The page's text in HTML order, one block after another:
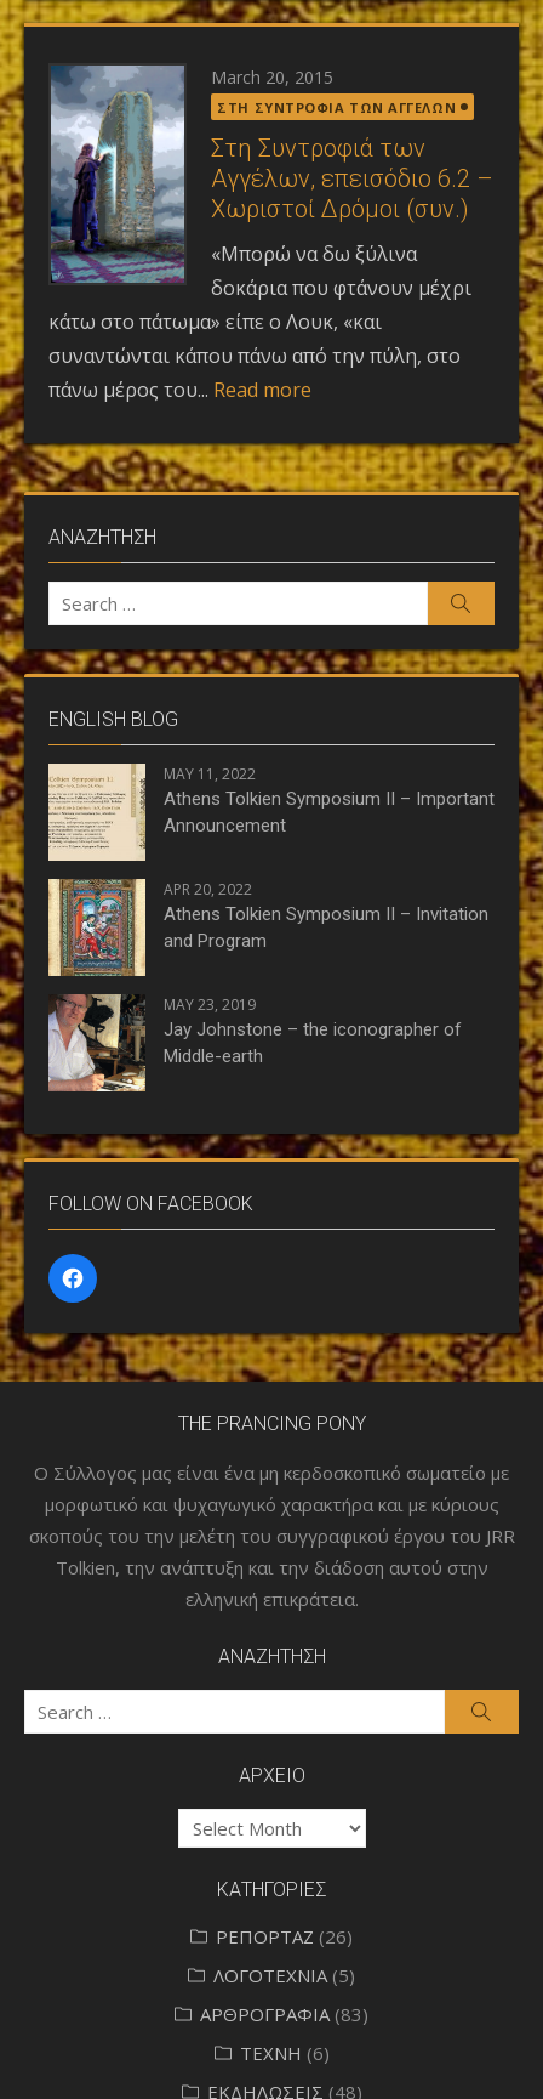
Posted
on
March 20, 2015
ΣΤΗ ΣΥΝΤΡΟΦΙΑ ΤΩΝ ΑΓΓΕΛΩΝ
Στη Συντροφιά των
Αγγέλων, επεισόδιο 6.2 –
Χωριστοί Δρόμοι (συν.)
«Μπορώ να δω ξύλινα
δοκάρια που φτάνουν μέχρι
κάτω στο πάτωμα» είπε ο Λουκ, «και
συναντώνται κάπου πάνω από την πύλη, στο
πάνω μέρος του... Read more
ΑΝΑΖΗΤΗΣΗ
Search
for:
Search
ENGLISH BLOG
MAY 11, 2022
Athens Tolkien Symposium II – Important
Announcement
APR 20, 2022
Athens Tolkien Symposium II – Invitation
and Program
MAY 23, 2019
Jay Johnstone – the iconographer of
Middle-earth
FOLLOW ON FACEBOOK
THE PRANCING PONY
Ο Σύλλογος μας είναι ένα μη κερδοσκοπικό σωματείο με
μορφωτικό και ψυχαγωγικό χαρακτήρα και με κύριους
σκοπούς του την μελέτη του συγγραφικού έργου του JRR
Tolkien, την ανάπτυξη και την διάδοση αυτού στην
ελληνική επικράτεια.
ΑΝΑΖΗΤΗΣΗ
for:
ΑΡΧΕΙΟ
ΑΡΧΕΙΟ
ΚΑΤΗΓΟΡΙΕΣ
ΡΕΠΟΡΤΑΖ (26)
ΛΟΓΟΤΕΧΝΙΑ (5)
ΑΡΘΡΟΓΡΑΦΙΑ (83)
ΤΕΧΝΗ (6)
ΕΚΔΗΛΩΣΕΙΣ (48)